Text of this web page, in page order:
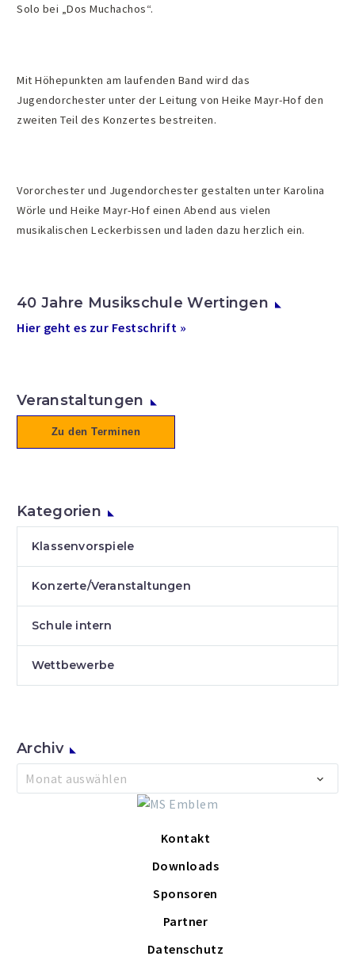
Solo bei „Dos Muchachos“.
Mit Höhepunkten am laufenden Band wird das
Jugendorchester unter der Leitung von Heike Mayr-Hof den
zweiten Teil des Konzertes bestreiten.
Vororchester und Jugendorchester gestalten unter Karolina
Wörle und Heike Mayr-Hof einen Abend aus vielen
musikalischen Leckerbissen und laden dazu herzlich ein.
40 Jahre Musikschule Wertingen
Hier geht es zur Festschrift »
Veranstaltungen
Zu den Terminen
Kategorien
Klassenvorspiele
Konzerte/Veranstaltungen
Schule intern
Wettbewerbe
Archiv
Archiv
Monat auswählen
Kontakt
Downloads
Sponsoren
Partner
Datenschutz